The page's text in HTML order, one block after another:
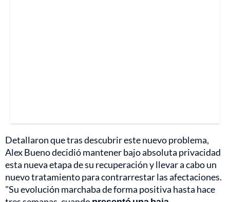
Detallaron que tras descubrir este nuevo problema,
Alex Bueno decidió mantener bajo absoluta privacidad
esta nueva etapa de su recuperación y llevar a cabo un
nuevo tratamiento para contrarrestar las afectaciones.
"Su evolución marchaba de forma positiva hasta hace